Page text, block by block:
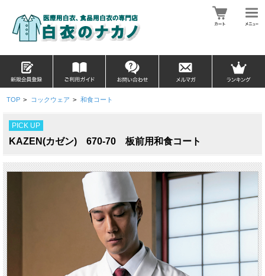
TOP > コックウェア > 和食コート
PICK UP
KAZEN(カゼン) 670-70 板前用和食コート